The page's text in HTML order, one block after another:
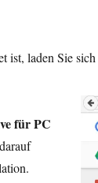
ist, laden Sie
für PC